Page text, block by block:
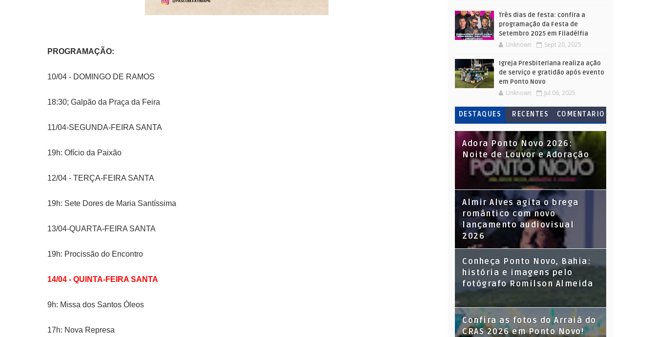
PROGRAMAÇÃO:
10/04 - DOMINGO DE RAMOS
18:30; Galpão da Praça da Feira
11/04-SEGUNDA-FEIRA SANTA
19h: Ofício da Paixão
12/04 - TERÇA-FEIRA SANTA
19h: Sete Dores de Maria Santíssima
13/04-QUARTA-FEIRA SANTA
19h: Procissão do Encontro
14/04 - QUINTA-FEIRA SANTA
9h: Missa dos Santos Óleos
17h: Nova Represa
Três dias de festa: confira a
programação da Festa de
Setembro 2025 em Filadélfia
Unknown Sept 20, 2025
Igreja Presbiteriana realiza ação
de serviço e gratidão após evento
em Ponto Novo
Unknown Jul 06, 2025
DESTAQUES RECENTES
COMENTARIO
S
Adora Ponto Novo 2026:
Noite de Louvor e Adoração
Almir Alves agita o brega
romântico com novo
lançamento audiovisual
2026
Conheça Ponto Novo, Bahia:
história e imagens pelo
fotógrafo Romilson Almeida
Confira as fotos do Arraiá do
CRAS 2026 em Ponto Novo!